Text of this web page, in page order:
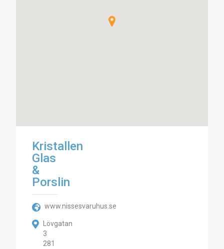
Kristallen
Glas
&
Porslin
www.nissesvaruhus.se
Lövgatan
3
281